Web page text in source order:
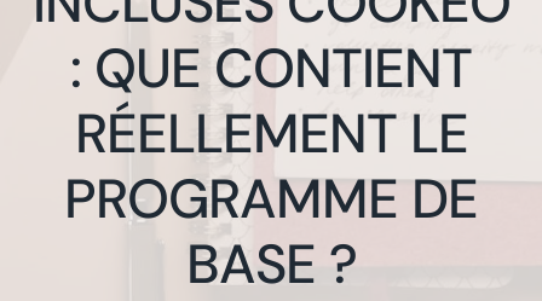
: QUE CONTIENT
RÉELLEMENT LE
PROGRAMME DE
BASE ?